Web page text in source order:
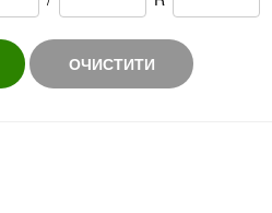
ОЧИСТИТИ